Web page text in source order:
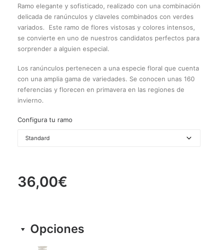
Ramo elegante y sofisticado, realizado con una combinación
delicada de ranúnculos y claveles combinados con verdes
variados. Este ramo de flores vistosas y colores intensos,
se convierte en uno de nuestros candidatos perfectos para
sorprender a alguien especial.
Los ranúnculos pertenecen a una especie floral que cuenta
con una amplia gama de variedades. Se conocen unas 160
referencias y florecen en primavera en las regiones de
invierno.
Configura tu ramo
36,00€
Opciones